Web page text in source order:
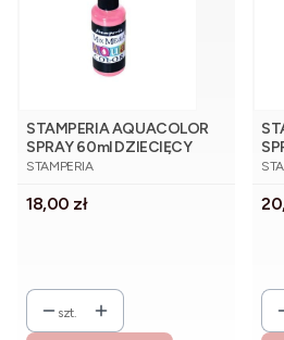
STAMPERIA AQUACOLOR
SPRAY 60ml DZIECIĘCY
RÓŻOWY
PRODUCENT
STAMPERIA
Cena
18,00 zł
szt.